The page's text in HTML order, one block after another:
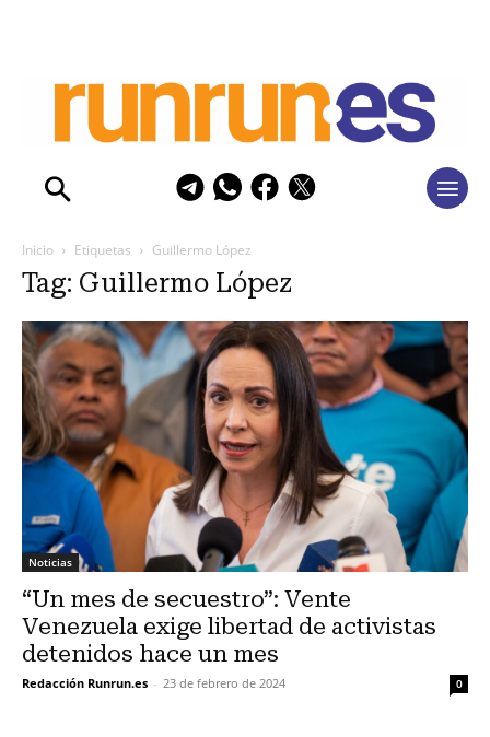
Inicio Etiquetas Guillermo López
Tag: Guillermo López
Noticias
“Un mes de secuestro”: Vente
Venezuela exige libertad de activistas
detenidos hace un mes
Redacción Runrun.es - 23 de febrero de 2024 0